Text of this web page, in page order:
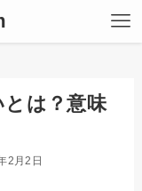
とは？意味
2月2日